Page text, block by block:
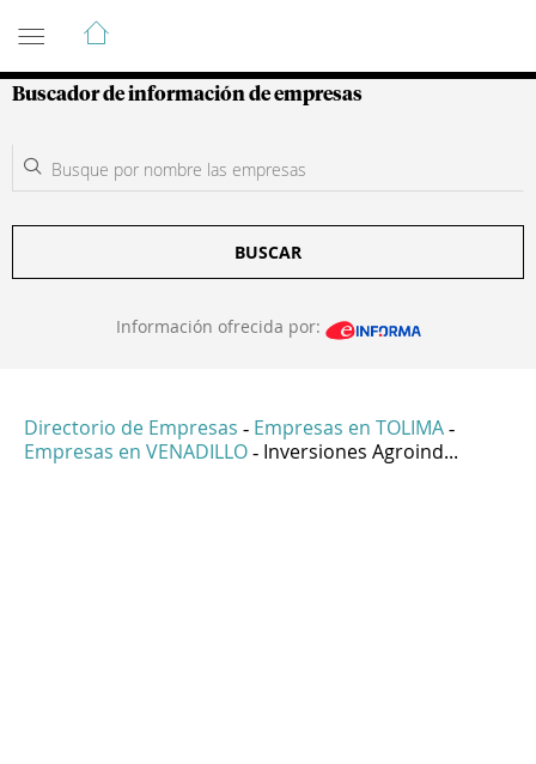
Guía de Empresas Colombianas
Buscador de información de empresas
BUSCAR
Información ofrecida por:
Directorio de Empresas - Empresas en TOLIMA -
Empresas en VENADILLO - Inversiones Agroind...